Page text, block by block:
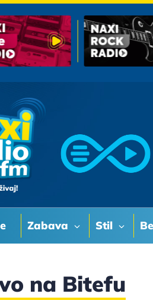
Zabava Stil
na Bitefu